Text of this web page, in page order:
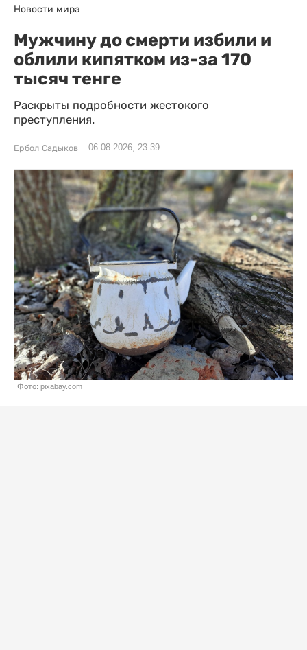
Новости мира
Мужчину до смерти избили и
облили кипятком из-за 170
тысяч тенге
Раскрыты подробности жестокого
преступления.
Ербол Садыков 06.08.2026, 23:39
Фото: pixabay.com